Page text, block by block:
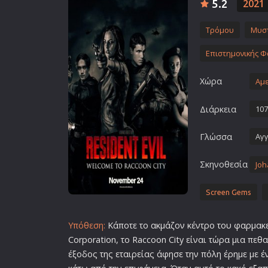
Επιστημονικής Φαντασίας
Ερωτικές
Ευρωπαικός
Θρησκευτικές
Θρίλερ
Ιστορικές
Καταστροφής
5.2 2021
Τρόμου
Επιστημονικής
Χώρα
Διάρκεια
Γλώσσα
Σκηνοθεσία
Screen Gems
Υπόθεση: Κάποτε το ακμάζον κέντρο του
Corporation, το Raccoon City είναι τώρα μια
έξοδος της εταιρείας άφησε την πόλη έρημε με